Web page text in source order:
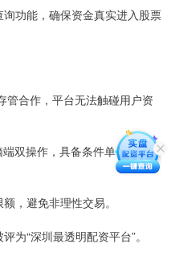
功能，确保资金真实进入股票
管合作，平台无法触碰用户资
双操作，具备条件单、止盈止
，避免非理性交易。
为“深圳最透明配资平台”。